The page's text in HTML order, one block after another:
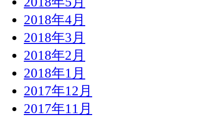
2018年4月
2018年3月
2018年2月
2018年1月
2017年12月
2017年11月